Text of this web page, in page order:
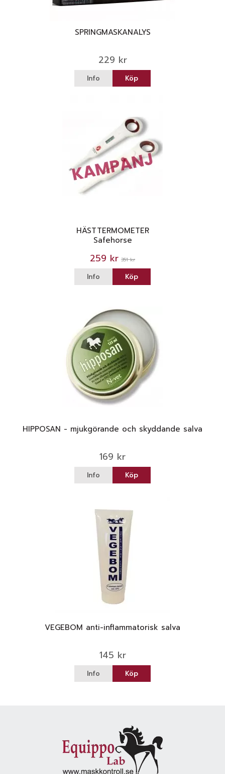
SPRINGMASKANALYS
229 kr
Info Köp
HÄSTTERMOMETER
Safehorse
259 kr 351 kr
Info Köp
HIPPOSAN - mjukgörande och skyddande salva
169 kr
Info Köp
VEGEBOM anti-inflammatorisk salva
145 kr
Info Köp